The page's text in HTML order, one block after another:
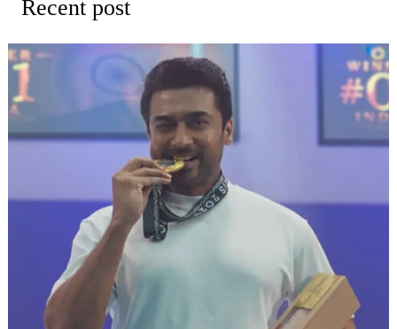
Recent post